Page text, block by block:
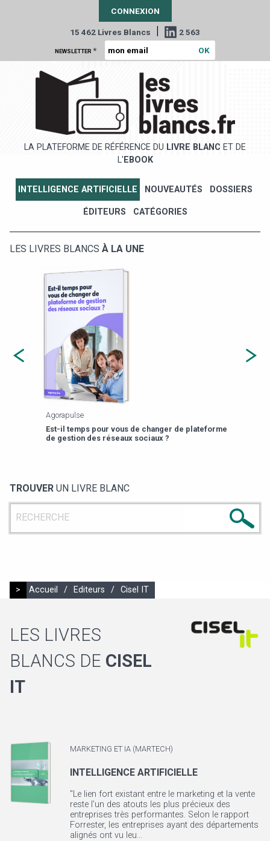
CONNEXION
15 462 Livres Blancs | 2 563
NEWSLETTER *
LA PLATEFORME DE RÉFÉRENCE DU LIVRE BLANC ET DE
L' EBOOK
INTELLIGENCE ARTIFICIELLE NOUVEAUTÉS DOSSIERS
ÉDITEURS CATÉGORIES
LES LIVRES BLANCS À LA UNE
Agorapulse
Est-il temps pour vous de changer de plateforme
de gestion des réseaux sociaux ?
TROUVER UN LIVRE BLANC
> Accueil / Editeurs / Cisel IT
LES LIVRES
BLANCS DE CISEL
IT
MARKETING ET IA (MARTECH)
INTELLIGENCE ARTIFICIELLE
"Le lien fort existant entre le marketing et la vente
reste l’un des atouts les plus précieux des
entreprises très performantes. Selon le rapport
Forrester, les entreprises ayant des départements
alignés ont vu leu...